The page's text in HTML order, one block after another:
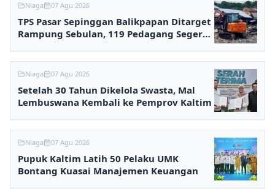
Niaga 07 Agu 2026
TPS Pasar Sepinggan Balikpapan Ditarget
Rampung Sebulan, 119 Pedagang Segera
Niaga 07 Agu 2026
Setelah 30 Tahun Dikelola Swasta, Mal
Lembuswana Kembali ke Pemprov Kaltim
Niaga 07 Agu 2026
Pupuk Kaltim Latih 50 Pelaku UMK
Bontang Kuasai Manajemen Keuangan